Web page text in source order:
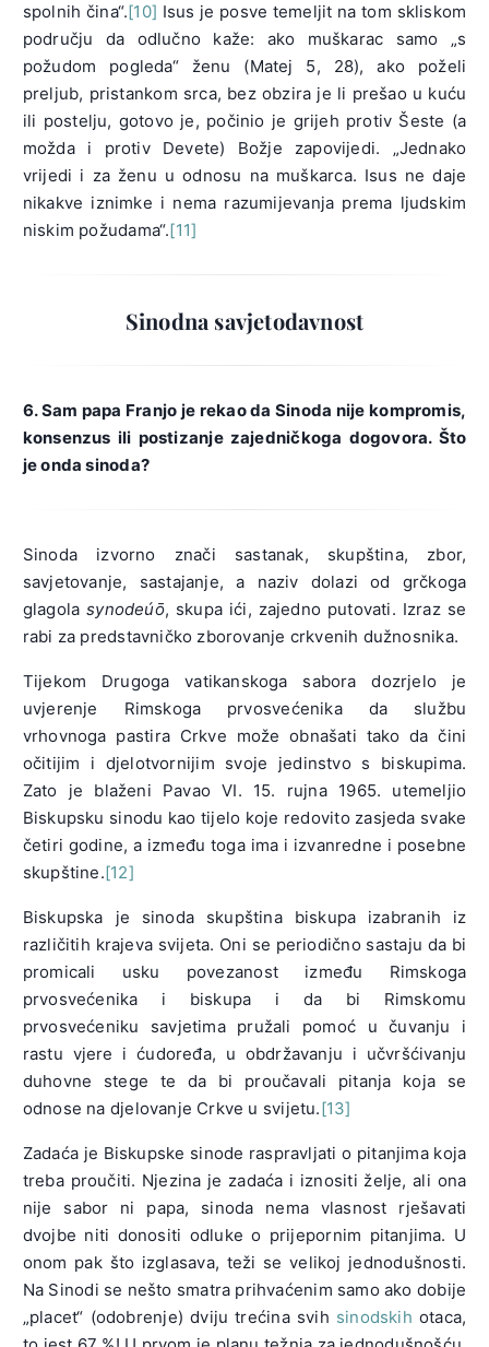
spolnih čina“.[10] Isus je posve temeljit na tom skliskom
području da odlučno kaže: ako muškarac samo „s
požudom pogleda“ ženu (Matej 5, 28), ako poželi
preljub, pristankom srca, bez obzira je li prešao u kuću
ili postelju, gotovo je, počinio je grijeh protiv Šeste (a
možda i protiv Devete) Božje zapovijedi. „Jednako
vrijedi i za ženu u odnosu na muškarca. Isus ne daje
nikakve iznimke i nema razumijevanja prema ljudskim
niskim požudama“.[11]
Sinodna savjetodavnost
6. Sam papa Franjo je rekao da Sinoda nije kompromis,
konsenzus ili postizanje zajedničkoga dogovora. Što
je onda sinoda?
Sinoda izvorno znači sastanak, skupština, zbor,
savjetovanje, sastajanje, a naziv dolazi od grčkoga
glagolasynodeúō, skupa ići, zajedno putovati. Izraz se
rabi za predstavničko zborovanje crkvenih dužnosnika.
Tijekom Drugoga vatikanskoga sabora dozrjelo je
uvjerenje Rimskoga prvosvećenika da službu
vrhovnoga pastira Crkve može obnašati tako da čini
očitijim i djelotvornijim svoje jedinstvo s biskupima.
Zato je blaženi Pavao VI. 15. rujna 1965. utemeljio
Biskupsku sinodu kao tijelo koje redovito zasjeda svake
četiri godine, a između toga ima i izvanredne i posebne
skupštine.[12]
Biskupska je sinoda skupština biskupa izabranih iz
različitih krajeva svijeta. Oni se periodično sastaju da bi
promicali usku povezanost između Rimskoga
prvosvećenika i biskupa i da bi Rimskomu
prvosvećeniku savjetima pružali pomoć u čuvanju i
rastu vjere i ćudoređa, u obdržavanju i učvršćivanju
duhovne stege te da bi proučavali pitanja koja se
odnose na djelovanje Crkve u svijetu.[13]
Zadaća je Biskupske sinode raspravljati o pitanjima koja
treba proučiti. Njezina je zadaća i iznositi želje, ali ona
nije sabor ni papa, sinoda nema vlasnost rješavati
dvojbe niti donositi odluke o prijepornim pitanjima. U
onom pak što izglasava, teži se velikoj jednodušnosti.
Na Sinodi se nešto smatra prihvaćenim samo ako dobije
„placet“ (odobrenje) dviju trećina svih sinodskih otaca,